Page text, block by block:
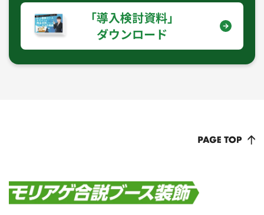
｢導入検討資料｣
ダウンロード